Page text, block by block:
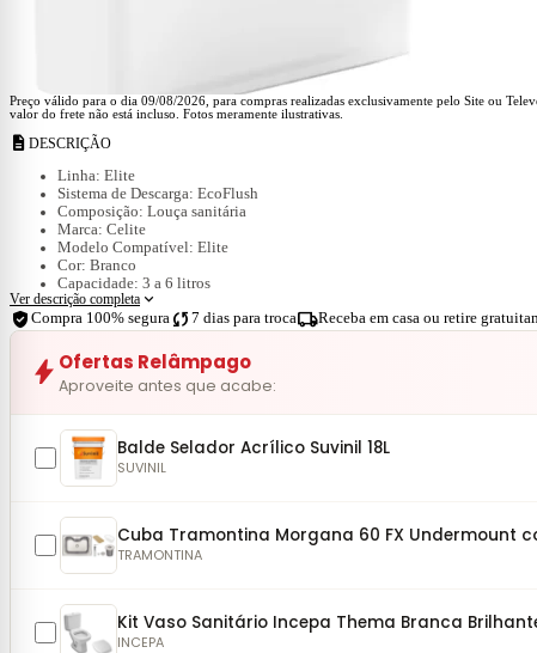
Preço válido para o dia 09/08/2026, para compras realizadas exclusivamente pelo Site ou
valor do frete não está incluso. Fotos meramente ilustrativas.
description DESCRIÇÃO
Linha: Elite
Sistema de Descarga: EcoFlush
Composição: Louça sanitária
Marca: Celite
Modelo Compatível: Elite
Cor: Branco
Capacidade: 3 a 6 litros
Altura:41 cm
Profundidade:20 cm
Ver descrição completa expand_more
verified_user Compra 100% segura sync 7 dias para trocalocal_shippingReceba em casa ou retire
bolt Ofertas Relâmpago
Aproveite antes que acabe:
Balde Selador Acrílico Suvinil 18L
SUVINIL
Cuba Tramontina Morgana 60 FX Undermount
TRAMONTINA
Kit Vaso Sanitário Incepa Thema Branca
INCEPA